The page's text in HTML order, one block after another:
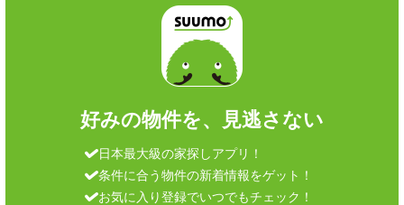
好みの物件を、見逃さない
日本最大級の家探しアプリ！
条件に合う物件の新着情報をゲット！
お気に入り登録でいつでもチェック！